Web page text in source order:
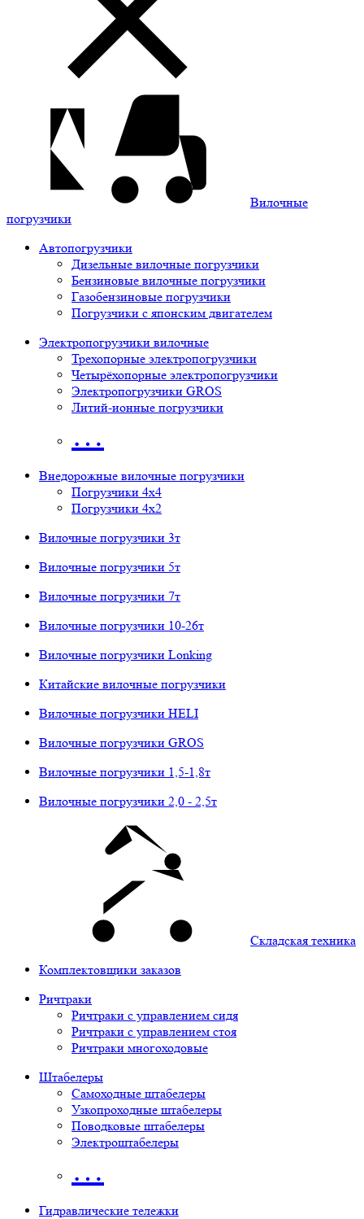
Вилочные
погрузчики
Автопогрузчики
Дизельные вилочные погрузчики
Бензиновые вилочные погрузчики
Газобензиновые погрузчики
Погрузчики с японским двигателем
Электропогрузчики вилочные
Трехопорные электропогрузчики
Четырёхопорные электропогрузчики
Электропогрузчики GROS
Литий-ионные погрузчики
…
Внедорожные вилочные погрузчики
Погрузчики 4х4
Погрузчики 4х2
Вилочные погрузчики 3т
Вилочные погрузчики 5т
Вилочные погрузчики 7т
Вилочные погрузчики 10-26т
Вилочные погрузчики Lonking
Китайские вилочные погрузчики
Вилочные погрузчики HELI
Вилочные погрузчики GROS
Вилочные погрузчики 1,5-1,8т
Вилочные погрузчики 2,0 - 2,5т
Складская техника
Комплектовщики заказов
Ричтраки
Ричтраки с управлением сидя
Ричтраки с управлением стоя
Ричтраки многоходовые
Штабелеры
Самоходные штабелеры
Узкопроходные штабелеры
Поводковые штабелеры
Электроштабелеры
…
Гидравлические тележки